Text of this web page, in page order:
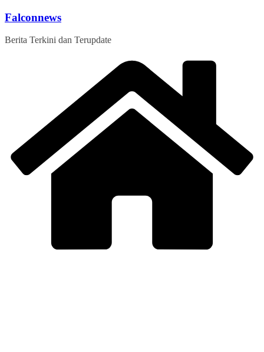
Skip
content
Falconnews
Berita Terkini dan Terupdate